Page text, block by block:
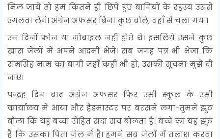
मिल जाये तो हम कितने ही छिपे हुए बागियों के रहस्य उससे
उगलवा लेंगे। अंग्रेज अफसर बिना कुछ बोले, वहाँ से चला गया।
उन दिनों फोन या मोबाइल नहीं होते थे। इसलिये उसने कुछ
खास जेलों में अपने आदमी भेजे। सब जगह पत्र भी भेजा कि
रामसिंह नाम का बागी जहाँ कहीं भी हो, उसकी सूचना मुझे दी
जाए।
पन्द्रह दिन बाद अंग्रेज अफसर फिर उसी स्कूल के उसी
कार्यालय में आया और हैडमास्टर पर बरसने लगा-तुमने झूठ
बोला कि यह बच्चा रोहित सदा सच बोलता है। बच्चे का यह झूठ
है कि उसका पिता जेल में है। हमने सब जेलों में तलाश करवा